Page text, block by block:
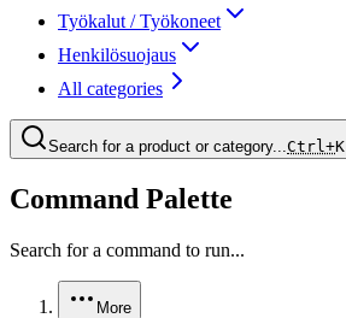
Työkalut / Työkoneet
Henkilösuojaus
All categories
Search for a product or category...Ctrl+K
Command Palette
Search for a command to run...
More